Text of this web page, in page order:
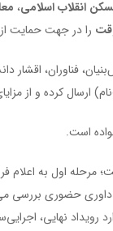
انقلاب اسلامی،
را در جهت حمایت
فناوران، اقشار
کرده و از
است.
مرحله اول به اعلام
حضوری بررسی
نهایی،